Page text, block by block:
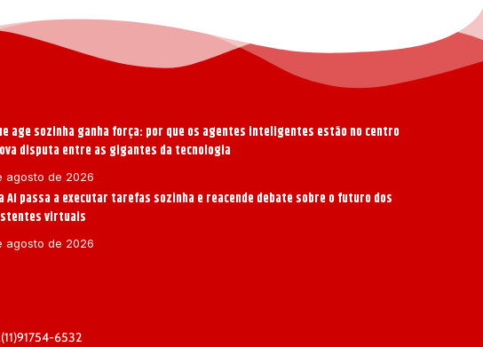
age sozinha ganha força: por que os agentes inteligentes estão no centro
disputa entre as gigantes da tecnologia
agosto de 2026
AI passa a executar tarefas sozinha e reacende debate sobre o futuro dos
virtuais
agosto de 2026
6532